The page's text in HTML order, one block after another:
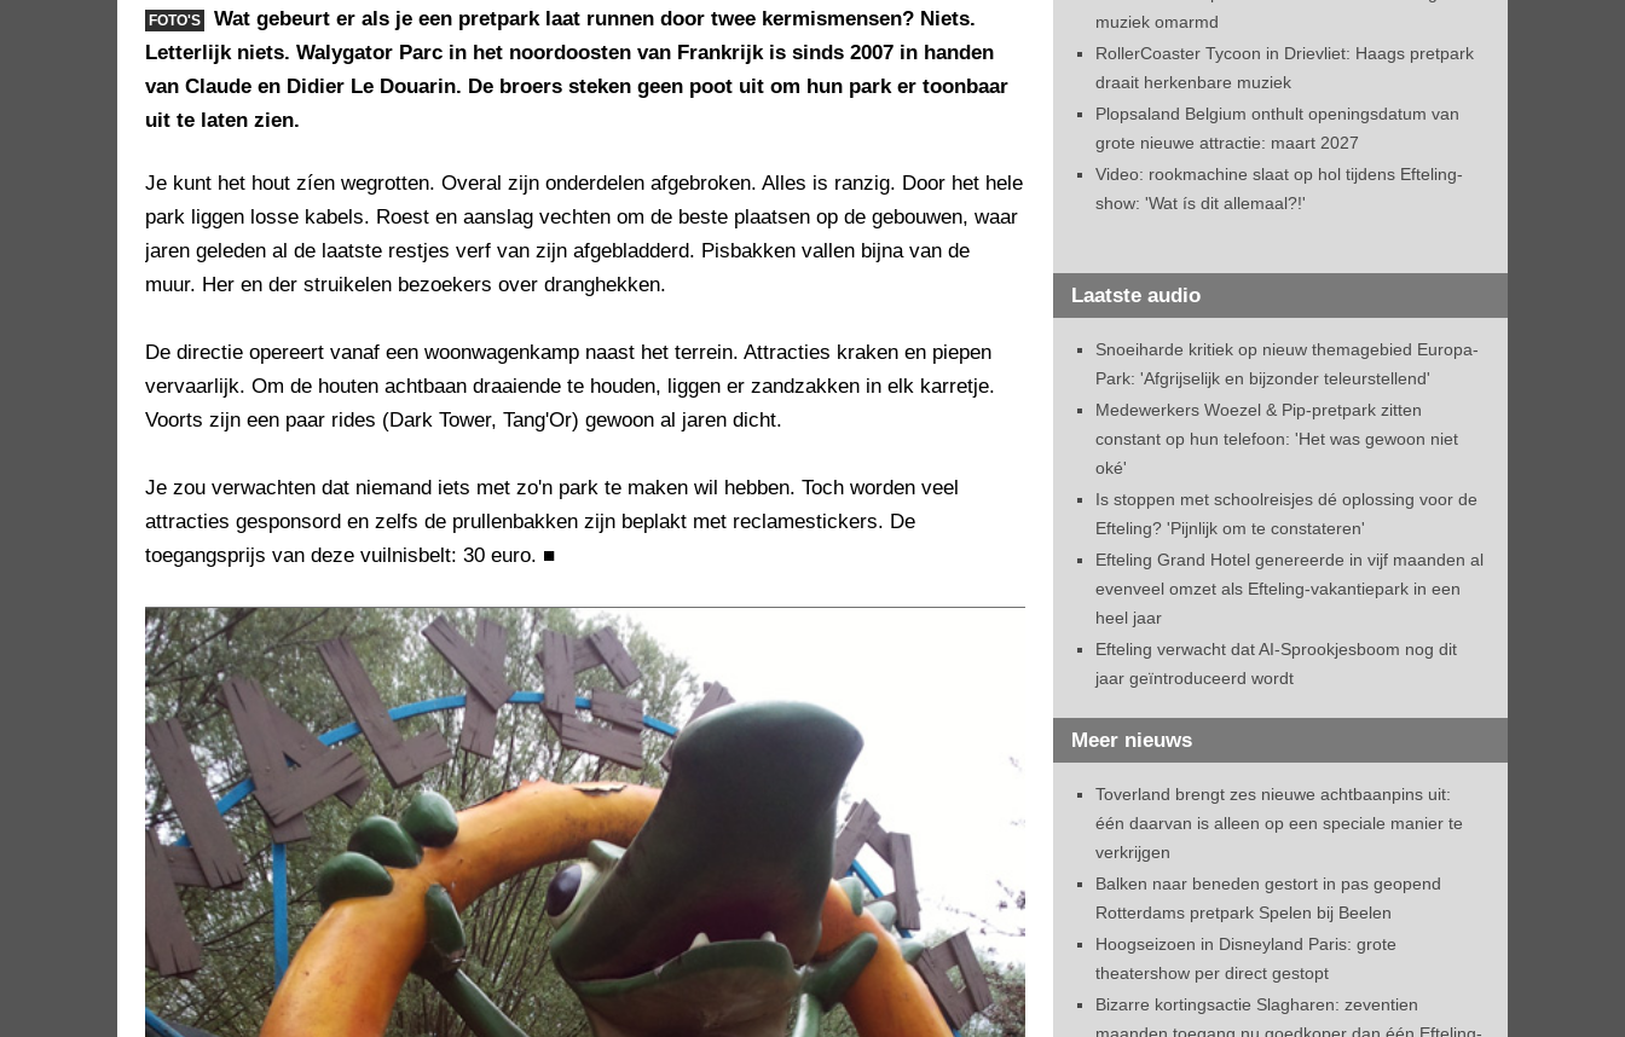
FOTO'S
Wat gebeurt er als je een pretpark laat runnen door twee kermismensen? Niets.
Letterlijk niets. Walygator Parc in het noordoosten van Frankrijk is sinds 2007 in handen
van Claude en Didier Le Douarin. De broers steken geen poot uit om hun park er toonbaar
uit te laten zien.
Je kunt het hout zíen wegrotten. Overal zijn onderdelen afgebroken. Alles is ranzig. Door het hele
park liggen losse kabels. Roest en aanslag vechten om de beste plaatsen op de gebouwen, waar
jaren geleden al de laatste restjes verf van zijn afgebladderd. Pisbakken vallen bijna van de
muur. Her en der struikelen bezoekers over dranghekken.
De directie opereert vanaf een woonwagenkamp naast het terrein. Attracties kraken en piepen
vervaarlijk. Om de houten achtbaan draaiende te houden, liggen er zandzakken in elk karretje.
Voorts zijn een paar rides (Dark Tower, Tang'Or) gewoon al jaren dicht.
Je zou verwachten dat niemand iets met zo'n park te maken wil hebben. Toch worden veel
attracties gesponsord en zelfs de prullenbakken zijn beplakt met reclamestickers. De
toegangsprijs van deze vuilnisbelt: 30 euro. ■
muziek omarmd
RollerCoaster Tycoon in Drievliet: Haags pretpark
draait herkenbare muziek
Plopsaland Belgium onthult openingsdatum van
grote nieuwe attractie: maart 2027
Video: rookmachine slaat op hol tijdens Efteling-
show: 'Wat ís dit allemaal?!'
Laatste audio
Snoeiharde kritiek op nieuw themagebied Europa-
Park: 'Afgrijselijk en bijzonder teleurstellend'
Medewerkers Woezel & Pip-pretpark zitten
constant op hun telefoon: 'Het was gewoon niet
oké'
Is stoppen met schoolreisjes dé oplossing voor de
Efteling? 'Pijnlijk om te constateren'
Efteling Grand Hotel genereerde in vijf maanden al
evenveel omzet als Efteling-vakantiepark in een
heel jaar
Efteling verwacht dat AI-Sprookjesboom nog dit
jaar geïntroduceerd wordt
Meer nieuws
Toverland brengt zes nieuwe achtbaanpins uit:
één daarvan is alleen op een speciale manier te
verkrijgen
Balken naar beneden gestort in pas geopend
Rotterdams pretpark Spelen bij Beelen
Hoogseizoen in Disneyland Paris: grote
theatershow per direct gestopt
Bizarre kortingsactie Slagharen: zeventien